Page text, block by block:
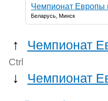
Чемпионат
Беларусь, Минск
↑ Чемпионат
Ctrl
↓ Чемпионат